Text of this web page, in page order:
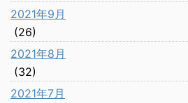
2021年9月
(26)
2021年8月
(32)
2021年7月